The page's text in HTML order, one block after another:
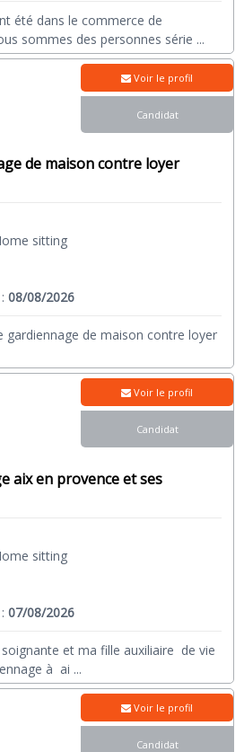
été dans le commerce de
sommes des personnes série ...
de maison contre loyer
sitting
:08/08/2026
gardiennage de maison contre loyer
Voir le profil
Candidat
aix en provence et ses
sitting
:07/08/2026
et ma fille auxiliaire de vie
à ai ...
Voir le profil
Candidat
Voir le profil
Candidat